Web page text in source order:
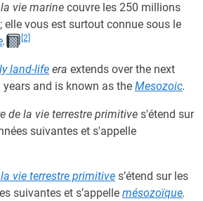
vie marine couvre les 250 millions
elle vous est surtout connue sous le
. [2]
land-life era extends over the next
and is known as the Mesozoic.
de la vie terrestre primitive s'étend sur
suivantes et s'appelle
vie terrestre primitive s’étend sur les
suivantes et s’appelle mésozoïque.